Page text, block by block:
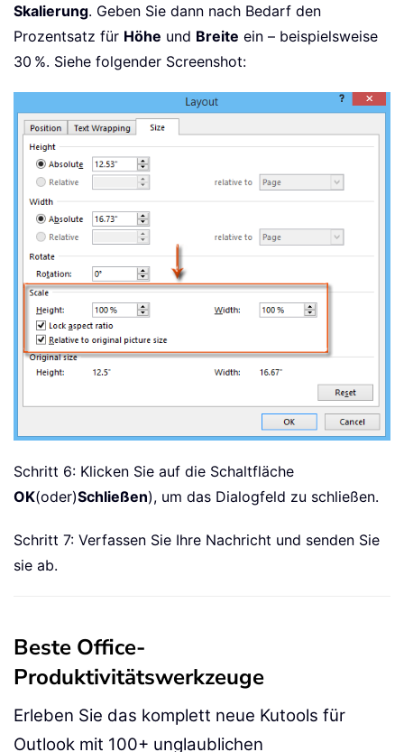
Skalierung. Geben Sie dann nach Bedarf den
Prozentsatz für Höhe und Breite ein – beispielsweise
30 %. Siehe folgender Screenshot:
Schritt 6: Klicken Sie auf die Schaltfläche
OK(oder)Schließen), um das Dialogfeld zu schließen.
Schritt 7: Verfassen Sie Ihre Nachricht und senden Sie
sie ab.
Beste Office-
Produktivitätswerkzeuge
Erleben Sie das komplett neue Kutools für
Outlook mit 100+ unglaublichen